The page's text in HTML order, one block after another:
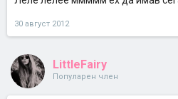
30 август 2012
LittleFairy
Популарен член